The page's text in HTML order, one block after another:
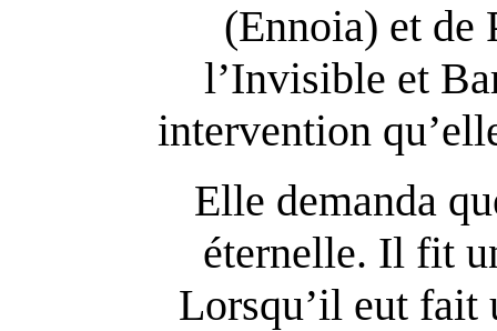
(Ennoia) et de
l’Invisible et
intervention
Elle demanda
éternelle. Il fit
Lorsqu’il eut fait